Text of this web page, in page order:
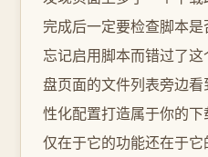
完成后一定要检查脚本
忘记启用脚本而错过了
盘页面的文件列表旁边
性化配置打造属于你的
仅在于它的功能还在于